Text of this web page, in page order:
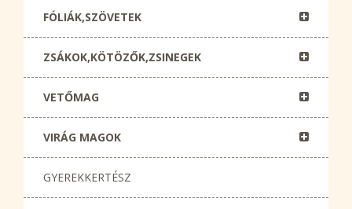
FÓLIÁK,SZÖVETEK
ZSÁKOK,KÖTÖZŐK,ZSINEGEK
VETŐMAG
VIRÁG MAGOK
GYEREKKERTÉSZ